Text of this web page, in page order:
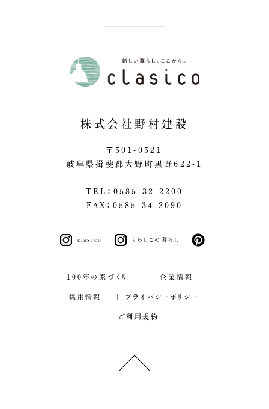
株式会社野村建設
〒501-0521
岐阜県揖斐郡大野町黒野622-1
TEL：0585-32-2200
FAX：0585-34-2090
clasico くらしこの暮らし
100年の家づくり 企業情報
採用情報 プライバシーポリシー
ご利用規約